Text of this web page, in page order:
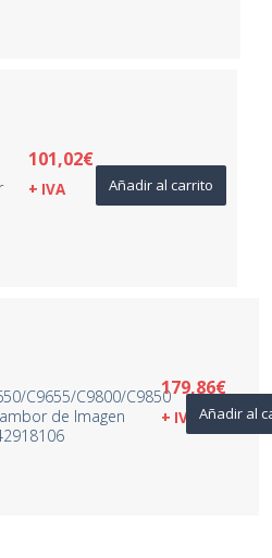
101,02€
+ IVA Añadir al carrito
C9655/C9800/C9850
de Imagen
179,86€
+ IVA Añadir al